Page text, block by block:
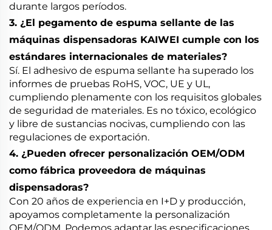
durante largos períodos.
3. ¿El pegamento de espuma sellante de las
máquinas dispensadoras KAIWEI cumple con los
estándares internacionales de materiales?
Sí. El adhesivo de espuma sellante ha superado los
informes de pruebas RoHS, VOC, UE y UL,
cumpliendo plenamente con los requisitos globales
de seguridad de materiales. Es no tóxico, ecológico
y libre de sustancias nocivas, cumpliendo con las
regulaciones de exportación.
4. ¿Pueden ofrecer personalización OEM/ODM
como fábrica proveedora de máquinas
dispensadoras?
Con 20 años de experiencia en I+D y producción,
apoyamos completamente la personalización